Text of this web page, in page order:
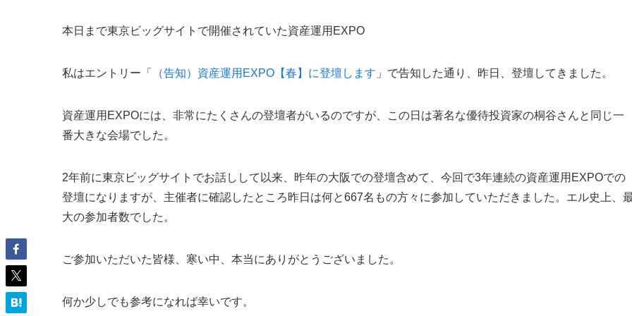
本日まで東京ビッグサイトで開催されていた資産運用EXPO
私はエントリー「 （告知）資産運用EXPO【春】に登壇します 」で告知した通り、昨日、登壇してきました。
資産運用EXPOには、非常にたくさんの登壇者がいるのですが、この日は著名な優待投資家の桐谷さんと同じ一
番大きな会場でした。
2年前に東京ビッグサイトでお話しして以来、昨年の大阪での登壇含めて、今回で3年連続の資産運用EXPOでの
登壇になりますが、主催者に確認したところ昨日は何と667名 もの方々に参加していただきました。エル史上、
大の参加者数でした。
ご参加いただいた皆様、寒い中、本当にありがとうございました。
何か少しでも参考になれば幸いです。